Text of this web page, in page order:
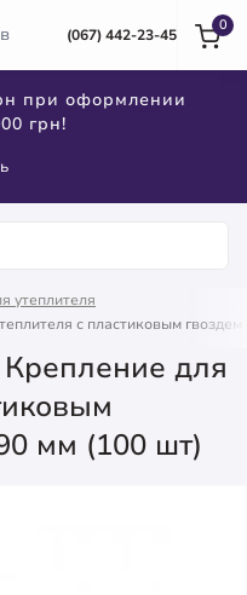
(067) 442-23-45
при оформлении
грн!
0
утеплителя
с пластиковым
для
мм (100 шт)